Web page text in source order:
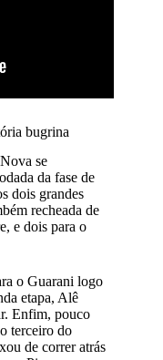
bugrina
se
da fase de
dois grandes
recheada de
e dois para o
o Guarani logo
etapa, Alê
Enfim, pouco
terceiro do
de correr atrás